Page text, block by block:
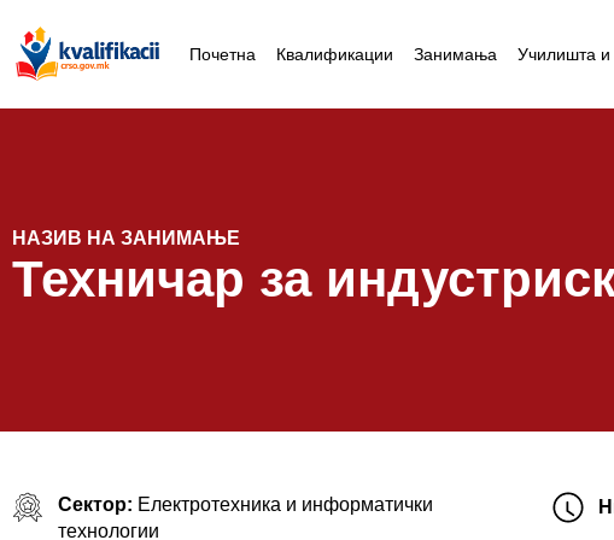
Почетна Квалификации Занимања Училишта и
НАЗИВ НА ЗАНИМАЊЕ
Техничар за
Сектор: Електротехника и информатички
технологии